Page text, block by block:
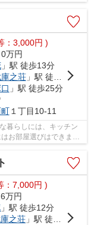
：3,000円 )
0万円
」駅 徒歩13分
之荘」駅 徒歩25分
」駅 徒歩25分
１丁目10-11
暮らしには、キッチン
お部屋選びはできませ
：7,000円 )
6万円
」駅 徒歩12分
之荘」駅 徒歩22分